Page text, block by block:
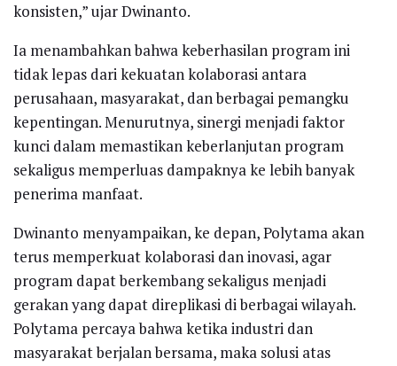
konsisten,” ujar Dwinanto.
Ia menambahkan bahwa keberhasilan program ini
tidak lepas dari kekuatan kolaborasi antara
perusahaan, masyarakat, dan berbagai pemangku
kepentingan. Menurutnya, sinergi menjadi faktor
kunci dalam memastikan keberlanjutan program
sekaligus memperluas dampaknya ke lebih banyak
penerima manfaat.
Dwinanto menyampaikan, ke depan, Polytama akan
terus memperkuat kolaborasi dan inovasi, agar
program dapat berkembang sekaligus menjadi
gerakan yang dapat direplikasi di berbagai wilayah.
Polytama percaya bahwa ketika industri dan
masyarakat berjalan bersama, maka solusi atas